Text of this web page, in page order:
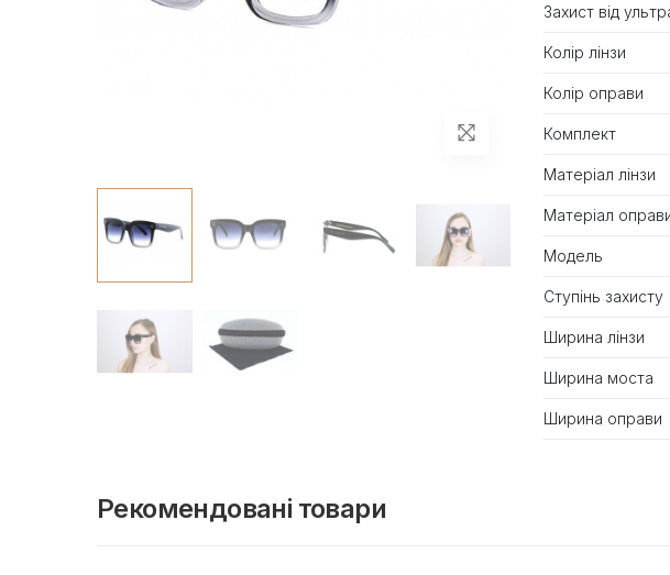
Захист від
Колір лінзи
Колір оправи
Комплект
Матеріал лінзи
Матеріал
Модель
Ступінь захисту
Ширина лінзи
Ширина моста
Ширина оправи
Рекомендовані товари